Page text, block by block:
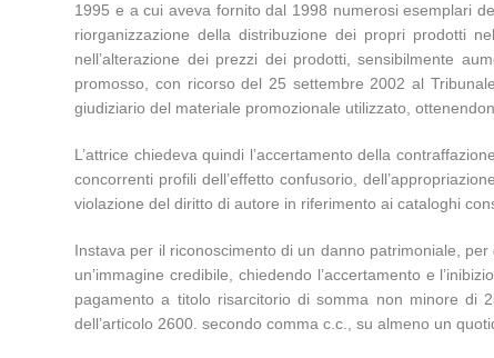
1995 e a cui aveva fornito dal 1998 numerosi esemplari
riorganizzazione della distribuzione dei propri prodotti
nell’alterazione dei prezzi dei prodotti, sensibilmente
promosso, con ricorso del 25 settembre 2002 al
giudiziario del materiale promozionale utilizzato,
L’attrice chiedeva quindi l’accertamento della
concorrenti profili dell’effetto confusorio,
violazione del diritto di autore in riferimento ai cataloghi
Instava per il riconoscimento di un danno patrimoniale,
un’immagine credibile, chiedendo l’accertamento e
pagamento a titolo risarcitorio di somma non minore di
dell’articolo 2600. secondo comma c.c., su almeno un